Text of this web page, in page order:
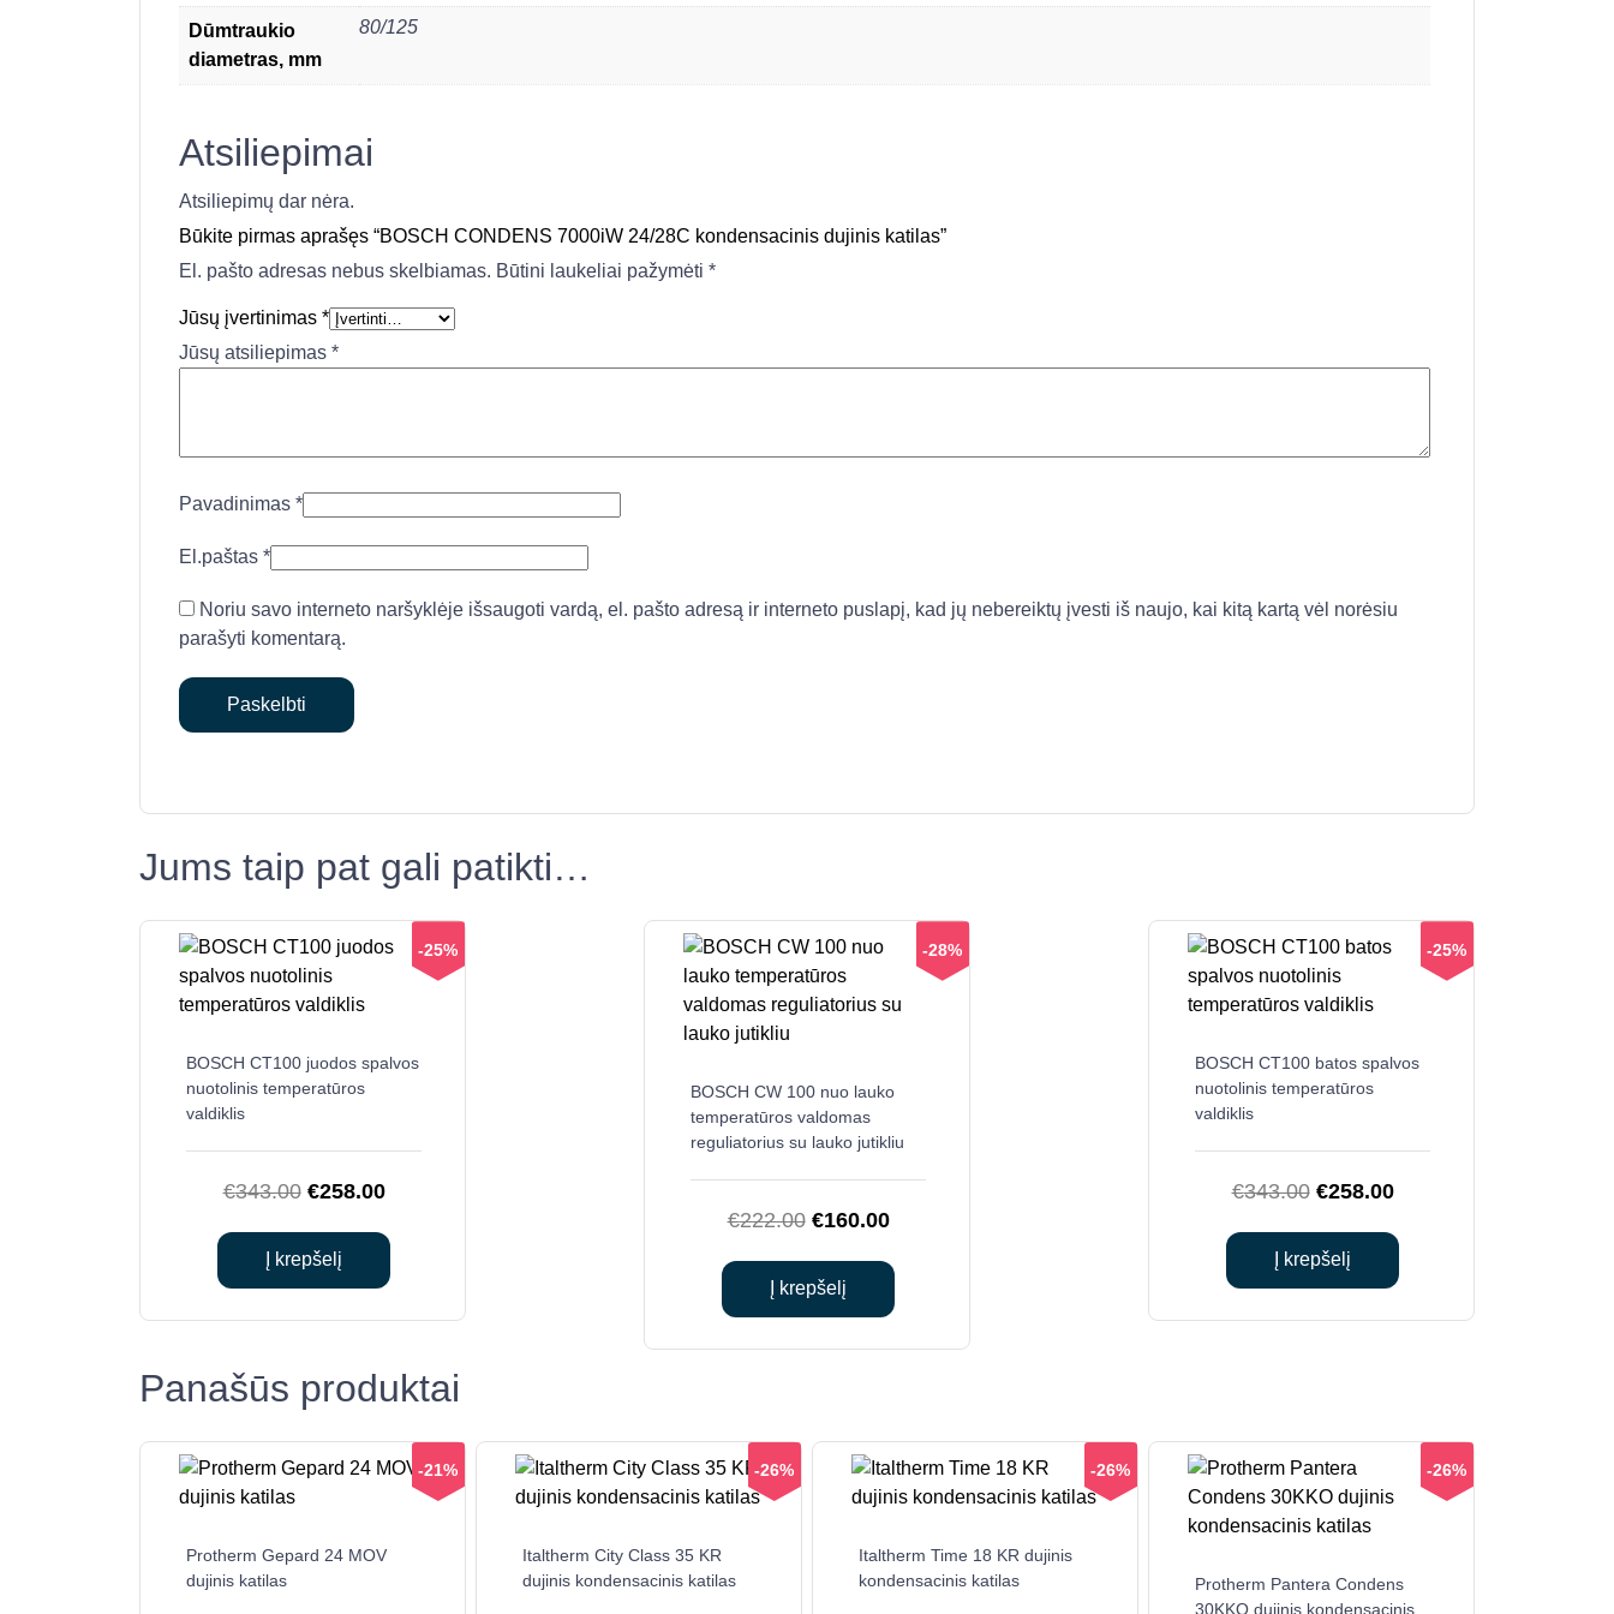
Dūmtraukio
diametras, mm
80/125
Atsiliepimai
Atsiliepimų dar nėra.
Būkite pirmas aprašęs “BOSCH CONDENS 7000iW 24/28C kondensacinis dujinis katilas”
El. pašto adresas nebus skelbiamas. Būtini laukeliai pažymėti *
Jūsų įvertinimas *
Jūsų atsiliepimas *
Pavadinimas *
El.paštas *
Noriu savo interneto naršyklėje išsaugoti vardą, el. pašto adresą ir interneto puslapį, kad jų nebereiktų įvesti iš naujo, kai kitą kartą vėl norėsiu
parašyti komentarą.
Jums taip pat gali patikti…
-25%
BOSCH CT100 juodos spalvos
nuotolinis temperatūros
valdiklis
€343.00 Original
was:
€343.00.
€258.00Current
€258.00.
Į krepšelį
-28%
BOSCH CW 100 nuo lauko
temperatūros valdomas
reguliatorius su lauko jutikliu
€222.00 Original
was:
€222.00.
€160.00Current
€160.00.
Į krepšelį
-25%
BOSCH CT100 batos spalvos
nuotolinis temperatūros
valdiklis
€343.00 Original
was:
€343.00.
€258.00Current
€258.00.
Į krepšelį
Panašūs produktai
-21%
Protherm Gepard 24 MOV
dujinis katilas
-26%
Italtherm City Class 35 KR
dujinis kondensacinis katilas
-26%
Italtherm Time 18 KR dujinis
kondensacinis katilas
-26%
Protherm Pantera Condens
30KKO dujinis kondensacinis